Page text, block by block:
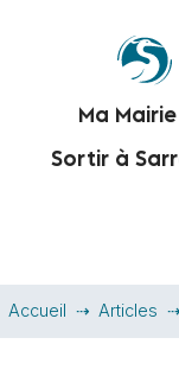
Ma Mairie
Sortir à
Accueil Articles